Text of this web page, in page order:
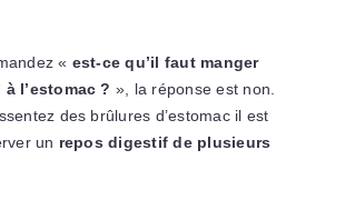
« est-ce qu’il faut manger
l’estomac ? », la réponse est non.
des brûlures d’estomac il est
un repos digestif de plusieurs